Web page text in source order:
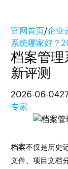
官网首页/企业
系统哪家好？
档案管
新评测
2026-06-04
专家
档案不仅是历史
文件、项目文档